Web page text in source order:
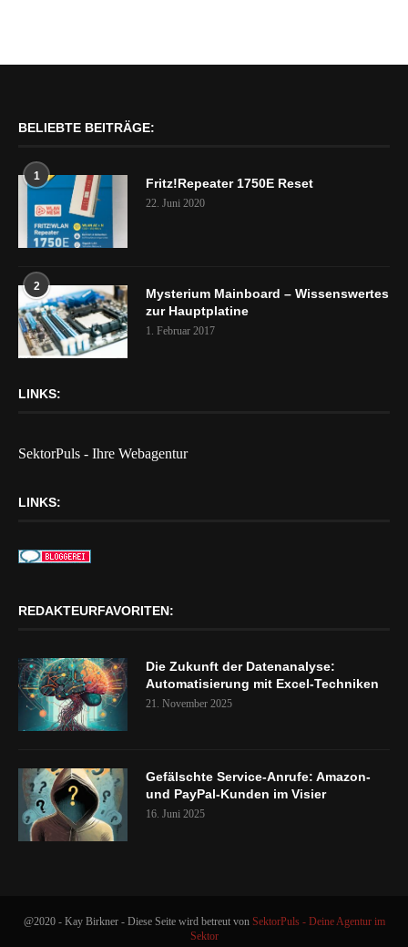
BELIEBTE BEITRÄGE:
1 Fritz!Repeater 1750E Reset
22. Juni 2020
2
Mysterium Mainboard – Wissenswertes
zur Hauptplatine
1. Februar 2017
LINKS:
SektorPuls - Ihre Webagentur
LINKS:
REDAKTEURFAVORITEN:
Die Zukunft der Datenanalyse:
Automatisierung mit Excel-Techniken
21. November 2025
Gefälschte Service-Anrufe: Amazon-
und PayPal-Kunden im Visier
16. Juni 2025
@2020 - Kay Birkner - Diese Seite wird betreut von SektorPuls - Deine Agentur im
Sektor